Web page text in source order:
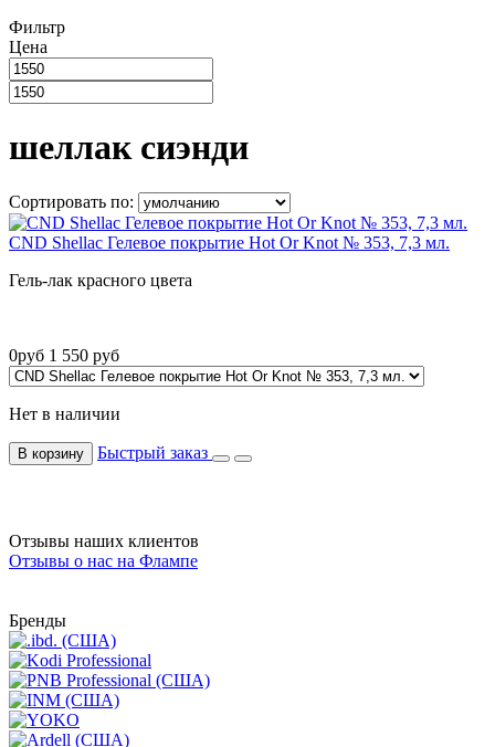
Фильтр
Цена
шеллак сиэнди
Сортировать по:
CND Shellac Гелевое покрытие Hot Or Knot № 353, 7,3 мл.
Гель-лак красного цвета
0руб 1 550 руб
Нет в наличии
В корзину Быстрый заказ
Отзывы наших клиентов
Отзывы о нас на Флампе
Бренды